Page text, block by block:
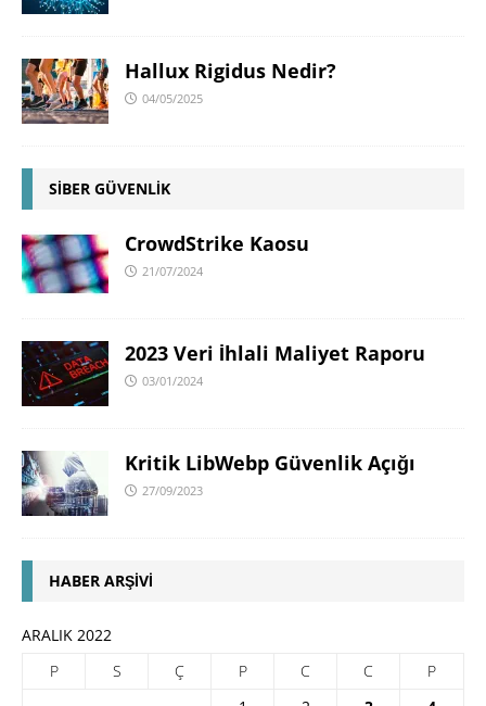
Hallux Rigidus Nedir?
04/05/2025
SİBER GÜVENLİK
CrowdStrike Kaosu
21/07/2024
2023 Veri İhlali Maliyet Raporu
03/01/2024
Kritik LibWebp Güvenlik Açığı
27/09/2023
HABER ARŞIVI
ARALIK 2022
P
S Ç P C C
P